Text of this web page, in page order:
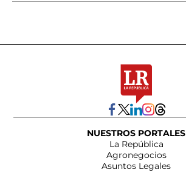
NUESTROS PORTALES
La República
Agronegocios
Asuntos Legales